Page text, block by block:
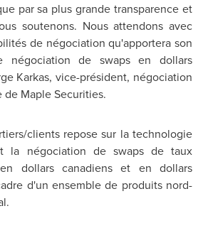
par sa plus grande transparence et
soutenons. Nous attendons avec
de négociation qu'apportera son
négociation de swaps en dollars
Karkas, vice-président, négociation
Maple Securities.
clients repose sur la technologie
la négociation de swaps de taux
dollars canadiens et en dollars
d'un ensemble de produits nord-